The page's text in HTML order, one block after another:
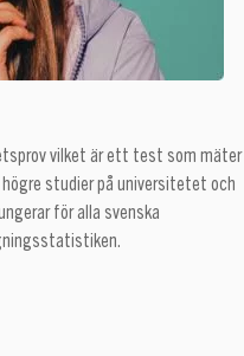
vilket är ett test som mäter
studier på universitetet och
för alla svenska